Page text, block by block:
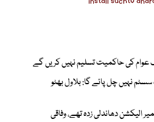
کی حاکمیت تسلیم نہیں کریں گے
نہیں چل پائے گا: بلاول بھٹو
الیکشن دھاندلی زدہ تھے، وفاقی